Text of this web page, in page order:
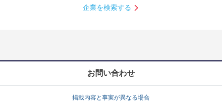
【4年生】
説明会を探す
就活ノウハウ・サポート
企業を検索する
お問い合わせ
掲載内容と事実が異なる場合